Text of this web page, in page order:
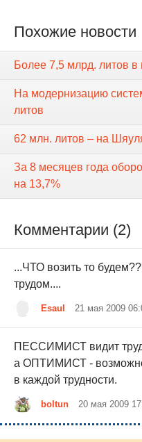
Похожие новости
Более 7,5 млрд. литов
На модернизацию
литов
62 млн. литов – на
За 8 месяцев года
на 13,7%
Комментарии (2)
...ЧТО возить то
трудом....
Esaul 21 мая 2009
ПЕССИМИСТ видит
а ОПТИМИСТ -
в каждой трудности.
boltun 20 мая 2009